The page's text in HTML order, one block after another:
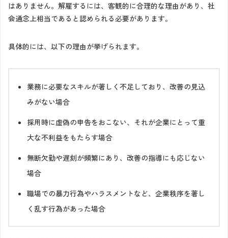
はありません。解雇するには、客観的に合理的な理由があり、社
会通念上相当であると認められる必要があります。
具体的には、以下の理由が挙げられます。
業務に必要なスキルが著しく不足しており、改善の見込
みがない場合
採用時に虚偽の申告をおこない、それが企業にとって重
大な不利益をもたらす場合
無断欠勤や遅刻が頻繁にあり、改善の指導にも応じない
場合
職場での暴力行為やハラスメントなど、企業秩序を著し
く乱す行為があった場合